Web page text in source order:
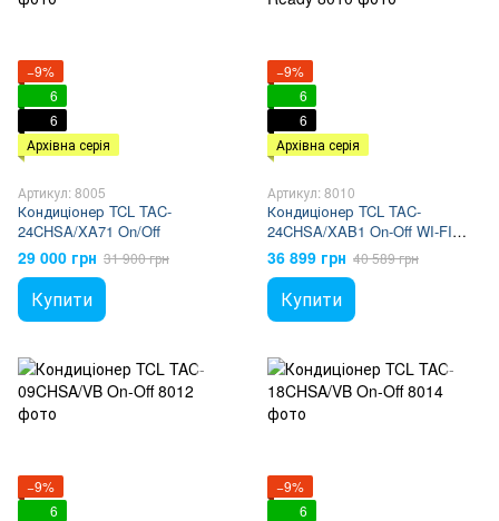
−9%
6
6
Архівна серія
Артикул: 8005
Кондиціонер TCL TAC-
24CHSA/XA71 On/Off
29 000 грн 31 900 грн
Купити
−9%
6
6
Архівна серія
Артикул: 8010
Кондиціонер TCL TAC-
24CHSA/XAB1 On-Off WI-FI
Ready
36 899 грн 40 589 грн
Купити
−9%
6
−9%
6